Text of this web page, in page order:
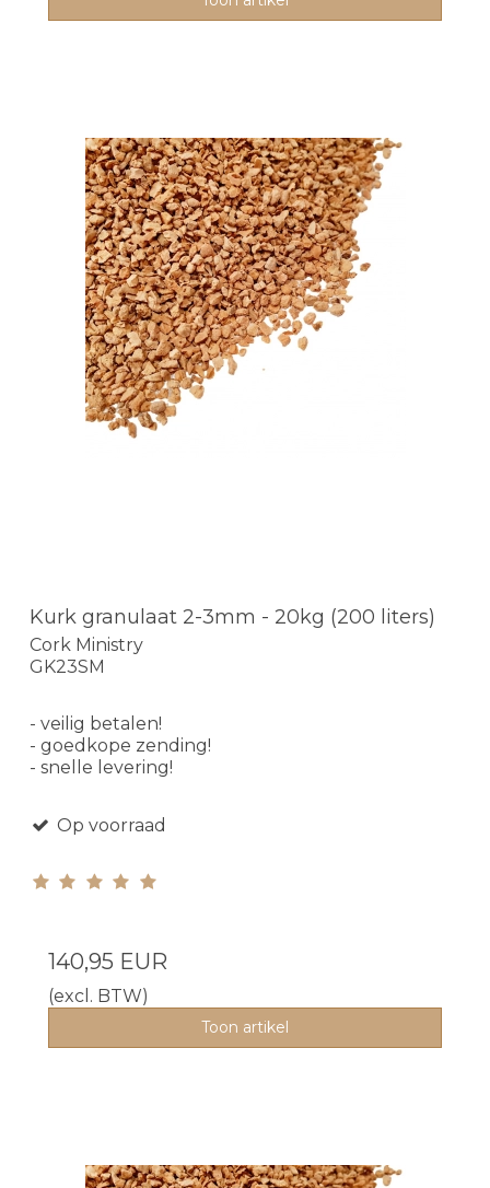
Kurk granulaat 2-3mm - 20kg (200 liters)
Cork Ministry
GK23SM
- veilig betalen!
- goedkope zending!
- snelle levering!
Op voorraad
140,95 EUR
(excl. BTW)
Toon artikel